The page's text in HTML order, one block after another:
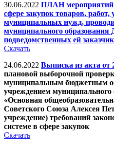
30.06.2022 ПЛАН мероприятий
сфере закупок товаров, работ,
муниципальных нужд,
муниципального
подведомственных ей
Скачать
24.06.2022 Выписка из акта от
плановой выборочной
муниципальным бюджетным
учреждением
«Основная
Советского Союза Алексея
учреждение) требований
системе в сфере закупок
Скачать